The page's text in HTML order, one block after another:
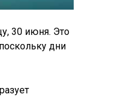
30 июня. Это
дни